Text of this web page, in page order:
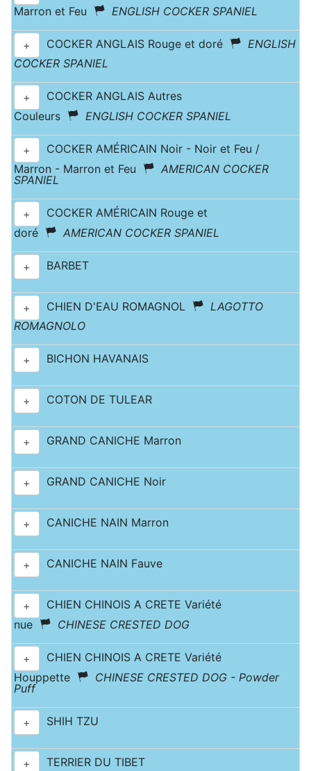
Marron et Feu
ENGLISH COCKER SPANIEL
+ COCKER ANGLAIS Rouge et doré
ENGLISH
COCKER SPANIEL
+
COCKER ANGLAIS Autres
Couleurs
ENGLISH COCKER SPANIEL
+
COCKER AMÉRICAIN Noir - Noir et Feu /
Marron - Marron et Feu
AMERICAN COCKER
SPANIEL
+
COCKER AMÉRICAIN Rouge et
doré
AMERICAN COCKER SPANIEL
+ BARBET
+ CHIEN D'EAU ROMAGNOL
LAGOTTO
ROMAGNOLO
+ BICHON HAVANAIS
+ COTON DE TULEAR
+ GRAND CANICHE Marron
+ GRAND CANICHE Noir
+ CANICHE NAIN Marron
+ CANICHE NAIN Fauve
+
CHIEN CHINOIS A CRETE Variété
nue
CHINESE CRESTED DOG
+
CHIEN CHINOIS A CRETE Variété
Houppette
CHINESE CRESTED DOG - Powder
Puff
+ SHIH TZU
+ TERRIER DU TIBET